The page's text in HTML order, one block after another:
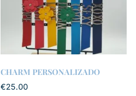
CHARM PERSONALIZADO
€25.00